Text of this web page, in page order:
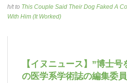
h/t to This Couple Said Their Dog Faked A
With Him (It Worked)
【イヌニュース】”博士号
の医学系学術誌の編集委員